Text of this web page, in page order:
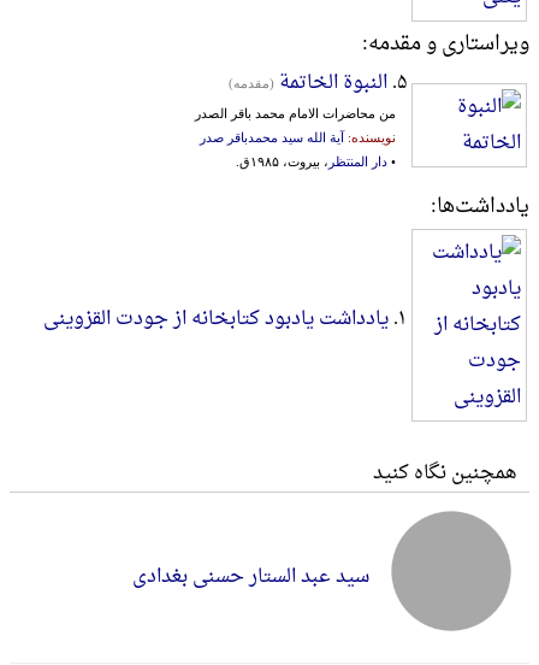
ویراستاری و مقدمه:
۵. النبوة الخاتمة (مقدمه)
من محاضرات الامام محمد باقر الصدر
نویسنده: آیة الله سید محمدباقر صدر
• دار المنتظر ، بیروت، ۱۹۸۵ق.
یادداشت‌ها:
۱. یادداشت یادبود کتابخانه از جودت القزوینی
همچنین نگاه کنید
سید عبد الستار حسنی بغدادی